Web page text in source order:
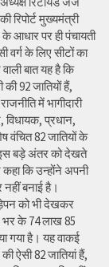
रिपोर्ट मुख्यमंत्री
के आधार पर ही पंचायती
वर्ग के लिए सीटों का
बात यह है कि
92 जातियों हैं,
में भागीदारी
विधायक, प्रधान,
वंचित 82 जातियों के
इस बड़े अंतर को देखते
कहा कि उन्होंने अपनी
बनाई है।
को भी देखकर
भर के 74 लाख 85
गया है। यह वाकई
ऐसी 82 जातियां हैं,